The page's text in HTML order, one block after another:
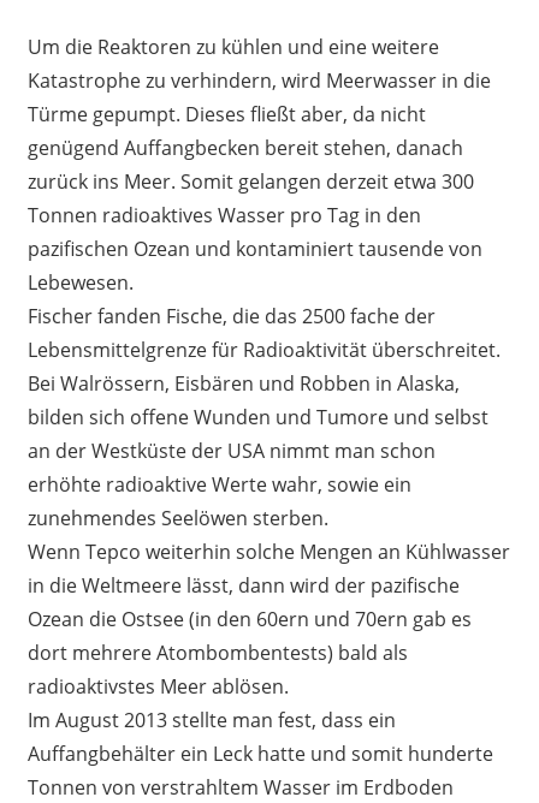
Um die Reaktoren zu kühlen und eine weitere
Katastrophe zu verhindern, wird Meerwasser in die
Türme gepumpt. Dieses fließt aber, da nicht
genügend Auffangbecken bereit stehen, danach
zurück ins Meer. Somit gelangen derzeit etwa 300
Tonnen radioaktives Wasser pro Tag in den
pazifischen Ozean und kontaminiert tausende von
Lebewesen.
Fischer fanden Fische, die das 2500 fache der
Lebensmittelgrenze für Radioaktivität überschreitet.
Bei Walrössern, Eisbären und Robben in Alaska,
bilden sich offene Wunden und Tumore und selbst
an der Westküste der USA nimmt man schon
erhöhte radioaktive Werte wahr, sowie ein
zunehmendes Seelöwen sterben.
Wenn Tepco weiterhin solche Mengen an Kühlwasser
in die Weltmeere lässt, dann wird der pazifische
Ozean die Ostsee (in den 60ern und 70ern gab es
dort mehrere Atombombentests) bald als
radioaktivstes Meer ablösen.
Im August 2013 stellte man fest, dass ein
Auffangbehälter ein Leck hatte und somit hunderte
Tonnen von verstrahltem Wasser im Erdboden